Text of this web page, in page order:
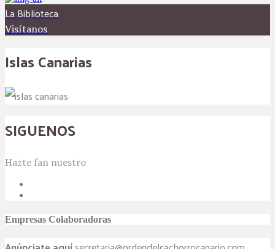
La Biblioteca
Visítanos
Islas Canarias
SIGUENOS
Hazte fan nuestro
Empresas Colaboradoras